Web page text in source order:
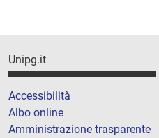
Unipg.it
Accessibilità
Albo online
Amministrazione trasparente